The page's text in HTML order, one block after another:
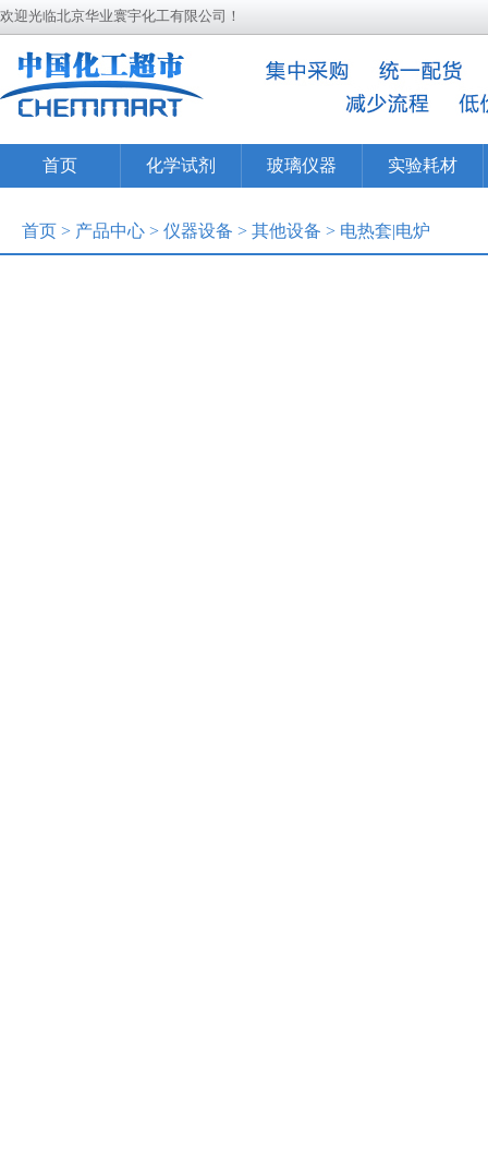
欢迎光临北京华业寰宇化工有限公司！
首页 化学试剂 玻璃仪器 实验耗材
首页 > 产品中心 > 仪器设备 > 其他设备 > 电热套|电炉